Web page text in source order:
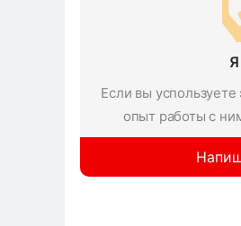
Если вы
опыт работы с